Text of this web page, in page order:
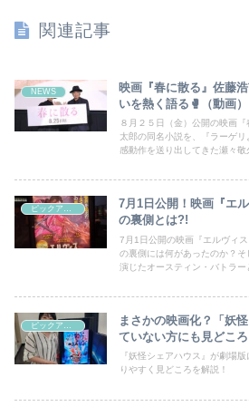
関連記事
NEWS
映画『春に散る』佐藤
いを熱く語る🥊（動画）
８月２５日（金）公開の映画
太郎の同名小説を、『ラーゲ
感動作を送り出してきた瀬々敬
7月1日公開！映画『エ
の裏側とは?!
7月1日公開の映画『エルヴィ
の裏側には何があったのか？
演じたオースティン・バトラー
まさかの映画化？「妖
ていない方にも見どころ
『妖怪シェアハウス』が劇場
りやすく見どころを解説！